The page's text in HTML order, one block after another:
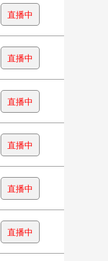
直播中
直播中
直播中
直播中
直播中
直播中